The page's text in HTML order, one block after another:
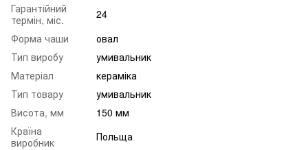
Гарантійний
термін, міс.
24
Форма чаши
овал
Тип виробу
умивальник
Матеріал
кераміка
Тип товару
умивальник
Висота, мм
150 мм
Країна
виробник
Польща